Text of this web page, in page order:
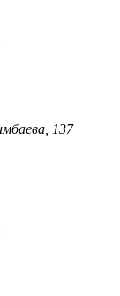
137